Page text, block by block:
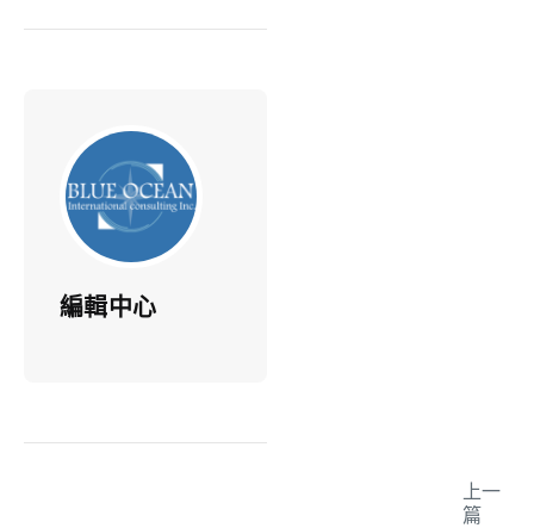
編輯中心
上一
篇